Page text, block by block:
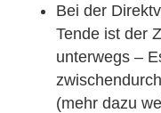
Bei der
Tende ist der
unterwegs –
(mehr dazu